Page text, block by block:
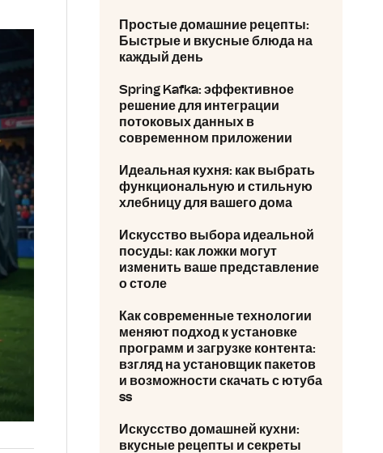
Простые домашние рецепты:
Быстрые и вкусные блюда на
каждый день
Spring Kafka: эффективное
решение для интеграции
потоковых данных в
современном приложении
Идеальная кухня: как выбрать
функциональную и стильную
хлебницу для вашего дома
Искусство выбора идеальной
посуды: как ложки могут
изменить ваше представление
о столе
Как современные технологии
меняют подход к установке
программ и загрузке контента:
взгляд на установщик пакетов
и возможности скачать с ютуба
ss
Искусство домашней кухни:
вкусные рецепты и секреты